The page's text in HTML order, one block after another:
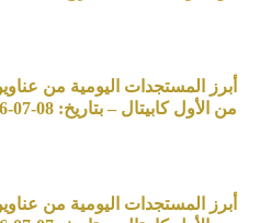
أبرز المستجدات اليومية من
من الأول كابيتال – بتاريخ: 08-07-2026م
أبرز المستجدات اليومية من